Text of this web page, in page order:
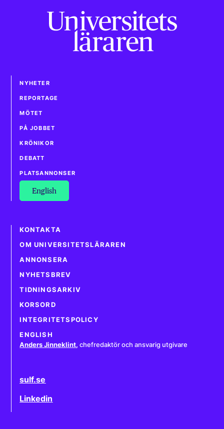
NYHETER
REPORTAGE
MÖTET
PÅ JOBBET
KRÖNIKOR
DEBATT
PLATSANNONSER
English
KONTAKTA
OM UNIVERSITETSLÄRAREN
ANNONSERA
NYHETSBREV
TIDNINGSARKIV
KORSORD
INTEGRITETSPOLICY
ENGLISH
Anders Jinneklint, chefredaktör och ansvarig utgivare
sulf.se
Linkedin